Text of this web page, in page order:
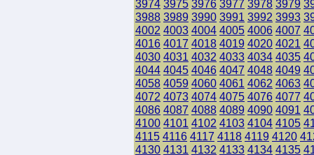
3974 3975 3976 3977 3978 3979
3988 3989 3990 3991 3992 3993
4002 4003 4004 4005 4006 4007
4016 4017 4018 4019 4020 4021
4030 4031 4032 4033 4034 4035
4044 4045 4046 4047 4048 4049
4058 4059 4060 4061 4062 4063
4072 4073 4074 4075 4076 4077
4086 4087 4088 4089 4090 4091
4100 4101 4102 4103 4104 4105
4115 4116 4117 4118 4119 4120
4130 4131 4132 4133 4134 4135